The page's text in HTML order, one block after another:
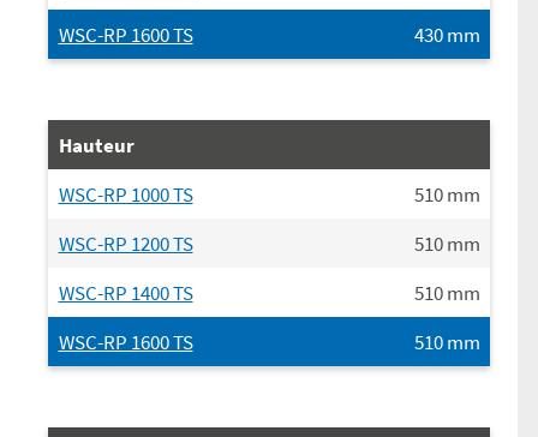
WSC-RP 1600 TS
430mm
Hauteur
WSC-RP 1000 TS
510mm
WSC-RP 1200 TS
510mm
WSC-RP 1400 TS
510mm
WSC-RP 1600 TS
510mm